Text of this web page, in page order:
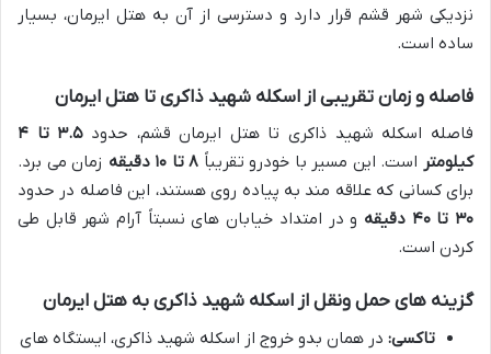
نزدیکی شهر قشم قرار دارد و دسترسی از آن به هتل ایرمان، بسیار
ساده است.
فاصله و زمان تقریبی از اسکله شهید ذاکری تا هتل ایرمان
فاصله اسکله شهید ذاکری تا هتل ایرمان قشم، حدود
۳.۵ تا ۴
کیلومتر است. این مسیر با خودرو تقریباً ۸ تا ۱۰ دقیقه
زمان می برد.
برای کسانی که علاقه مند به پیاده روی هستند، این فاصله در حدود
۳۰ تا ۴۰ دقیقه
و در امتداد خیابان های نسبتاً آرام شهر قابل طی
کردن است.
گزینه های حمل ونقل از اسکله شهید ذاکری به هتل ایرمان
تاکسی: در همان بدو خروج از اسکله شهید ذاکری، ایستگاه های